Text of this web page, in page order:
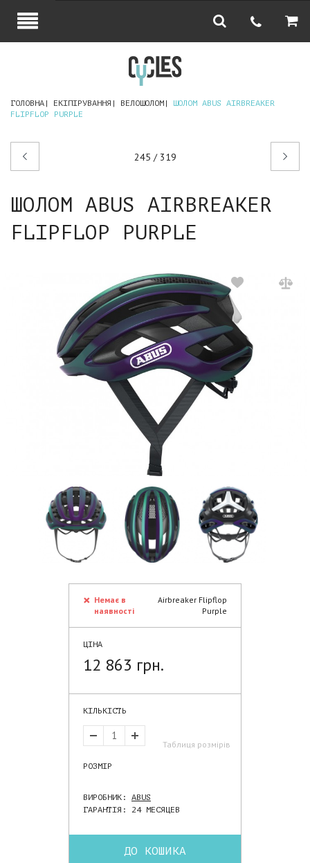
ГОЛОВНА ЕКІПІРУВАННЯ ВЕЛОШОЛОМ
ШОЛОМ ABUS AIRBREAKER
FLIPFLOP PURPLE
245 / 319
Наступний
ШОЛОМ ABUS AIRBREAKER
FLIPFLOP PURPLE
Немає в
наявності
Airbreaker Flipflop
Purple
ЦІНА
12 863 грн.
КІЛЬКІСТЬ
РОЗМІР
Таблиця розмірів
ВИРОБНИК: ABUS
ГАРАНТІЯ: 24 МЕСЯЦЕВ
ДО КОШИКА